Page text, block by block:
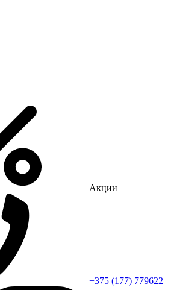
Акции
+375 (177) 779622